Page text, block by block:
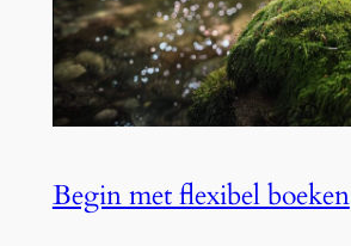
Begin met flexibel boeken